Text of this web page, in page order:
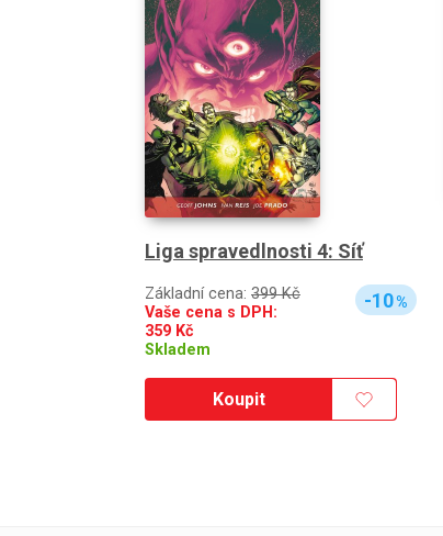
Liga spravedlnosti 4: Síť
Základní cena: 399 Kč
Vaše cena s DPH:
359 Kč
Skladem
-10%
Koupit